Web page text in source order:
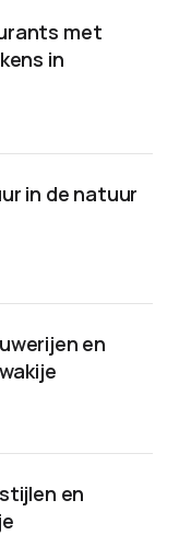
met
in
in de natuur
en
en